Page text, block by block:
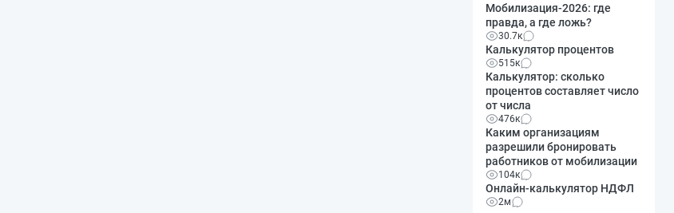
Мобилизация-2026: где
правда, а где ложь?
30.7к
Калькулятор процентов
515к
Калькулятор: сколько
процентов составляет число
от числа
476к
Каким организациям
разрешили бронировать
работников от мобилизации
104к
Онлайн-калькулятор НДФЛ
2м